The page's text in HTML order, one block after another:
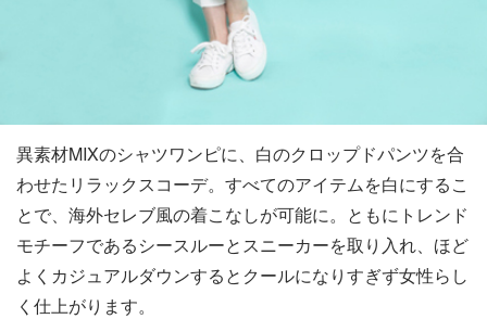
異素材MIXのシャツワンピに、白のクロップドパンツを合
わせたリラックスコーデ。すべてのアイテムを白にするこ
とで、海外セレブ風の着こなしが可能に。ともにトレンド
モチーフであるシースルーとスニーカーを取り入れ、ほど
よくカジュアルダウンするとクールになりすぎず女性らし
く仕上がります。